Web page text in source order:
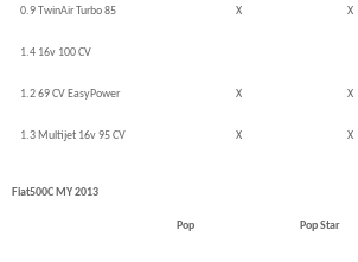
0.9 TwinAir Turbo 85 X X
1.4 16v 100 CV
1.2 69 CV EasyPower X X
1.3 Multijet 16v 95 CV X X
Fiat500C MY 2013
Pop Pop Star